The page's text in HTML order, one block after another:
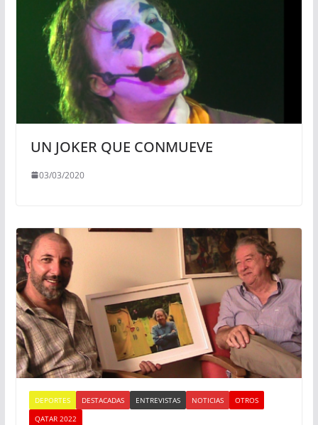
UN JOKER QUE CONMUEVE
03/03/2020
DEPORTES DESTACADAS ENTREVISTAS NOTICIAS
OTROS
QATAR 2022